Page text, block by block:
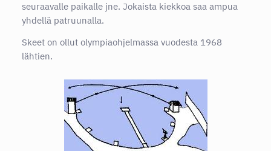
seuraavalle paikalle jne. Jokaista kiekkoa saa ampua
yhdellä patruunalla.
Skeet on ollut olympiaohjelmassa vuodesta 1968
lähtien.